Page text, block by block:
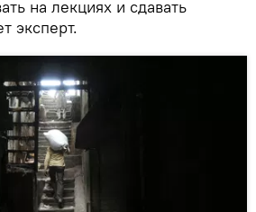
на лекциях и сдавать
эксперт.